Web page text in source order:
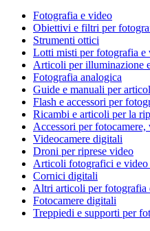
Fotografia e video
Obiettivi e filtri per
Strumenti ottici
Lotti misti per fotografia e
Articoli per illuminazione
Fotografia analogica
Guide e manuali per
Flash e accessori per
Ricambi e articoli per la
Accessori per fotocamere,
Videocamere digitali
Droni per riprese video
Articoli fotografici e video
Cornici digitali
Altri articoli per fotografia
Fotocamere digitali
Treppiedi e supporti per